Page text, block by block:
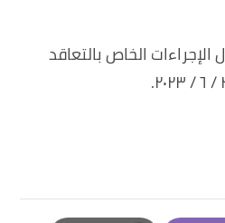
الخاص بالتعاقد